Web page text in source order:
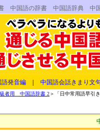
書 中国語の辞書 中国語辞
語発音編 中国語会話きまり文
者用 中国語辞書 2＞「日中常用語早引